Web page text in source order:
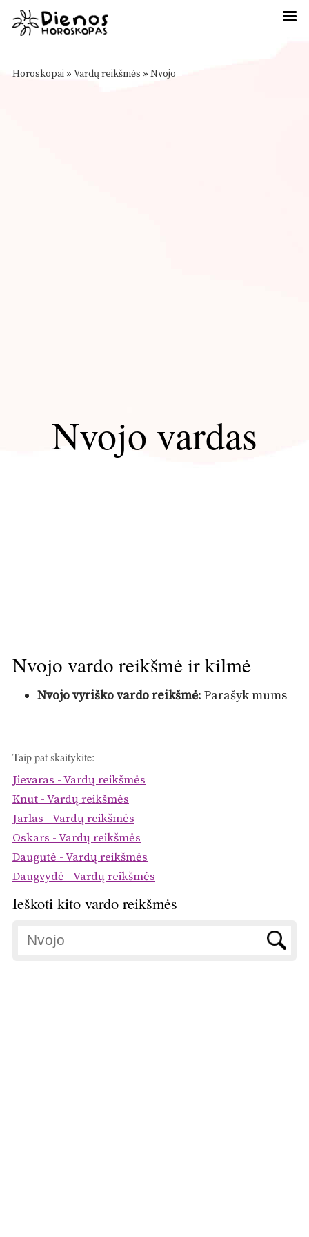
Horoskopai » Vardų reikšmės » Nvojo
Nvojo vardas
Nvojo vardo reikšmė ir kilmė
Nvojo vyriško vardo reikšmė: Parašyk mums
Taip pat skaitykite:
Jievaras - Vardų reikšmės
Knut - Vardų reikšmės
Jarlas - Vardų reikšmės
Oskars - Vardų reikšmės
Daugutė - Vardų reikšmės
Daugvydė - Vardų reikšmės
Ieškoti kito vardo reikšmės